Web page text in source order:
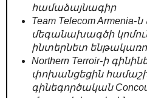
համաձայնագիր
Team Telecom
մեգանախագծի
ինտերնետ
Northern Terroir-ի
փոխանցեցին
գինեգործական